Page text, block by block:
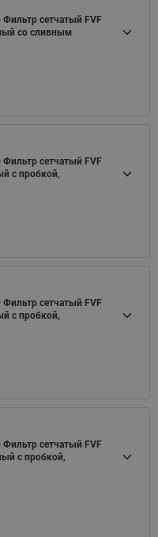
сетчатый FVF
со сливным
сетчатый FVF
с пробкой,
сетчатый FVF
с пробкой,
сетчатый FVF
с пробкой,